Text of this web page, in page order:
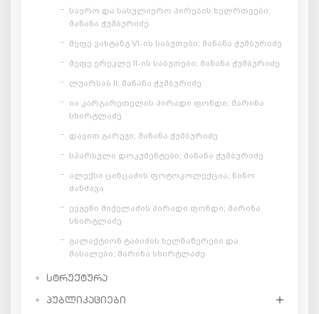
საერო და სასულიერო პირების ხელრთვები;
მანანა ჭუმბურიძე
მეფე ვახტანგ VI-ის საბუთები; მანანა ჭუმბურიძე
მეფე ერეკლე II-ის საბუთები; მანანა ჭუმბურიძე
ლუარსაბ II; მანანა ჭუმბურიძე
ია კარგარეთელის პირადი ფონდი; მარინა
სხირტლაძე
დავით გარეჯი; მანანა ჭუმბურიძე
სპარსული დოკუმენტები; მანანა ჭუმბურიძე
ალექსი ცინცაძის ფოტოკოლექცია; ნინო
ძანძავა
ევგენი მიქელაძის პირადი ფონდი; მარინა
სხირტლაძე
გალაქტიონ ტაბიძის ხელნაწერები და
მასალები; მარინა სხირტლაძე
ᲡᲢᲠᲣᲥᲢᲣᲠᲐ
ᲞᲣᲑᲚᲘᲙᲐᲪᲘᲔᲑᲘ